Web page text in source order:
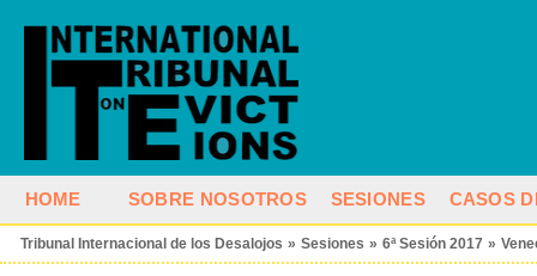
HOME SOBRE NOSOTROS SESIONES CASOS
Tribunal Internacional de los Desalojos » Sesiones » 6ª Sesión 2017 »